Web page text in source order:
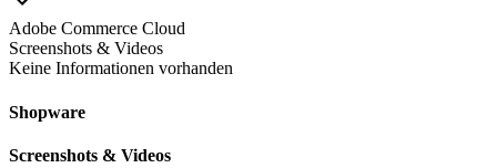
Adobe Commerce Cloud
Screenshots & Videos
Keine Informationen vorhanden
Shopware
Screenshots & Videos